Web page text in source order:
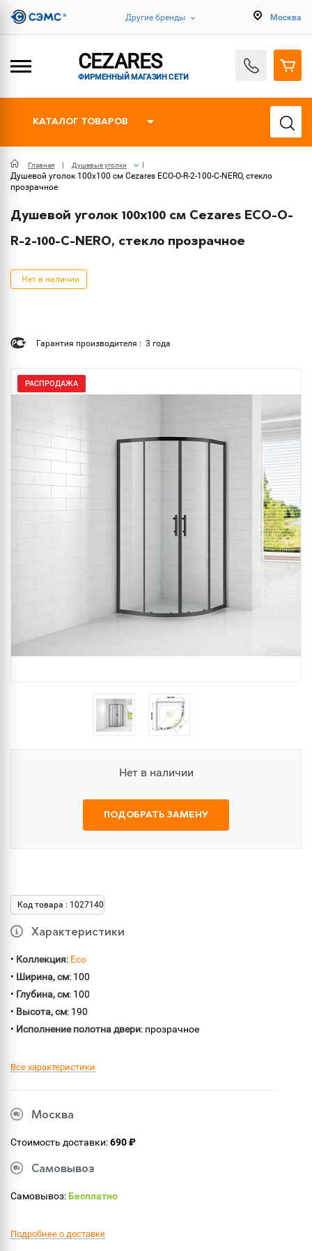
Другие бренды Москва
CEZARES
ФИРМЕННЫЙ МАГАЗИН СЕТИ
КАТАЛОГ ТОВАРОВ
Главная Душевые уголки
Душевой уголок 100х100 см Cezares ECO-O-R-2-100-C-NERO, стекло
прозрачное
Душевой уголок 100х100 см Cezares ECO-O-
R-2-100-C-NERO, стекло прозрачное
Нет в наличии
Гарантия производителя : 3 года
РАСПРОДАЖА
Нет в наличии
ПОДОБРАТЬ ЗАМЕНУ
Код товара : 1027140
Характеристики
• Коллекция: Eco
• Ширина, см: 100
• Глубина, см: 100
• Высота, см: 190
• Исполнение полотна двери: прозрачное
Все характеристики
Москва
Стоимость доставки:690 ₽
Самовывоз
Самовывоз:Бесплатно
Подробнее о доставке